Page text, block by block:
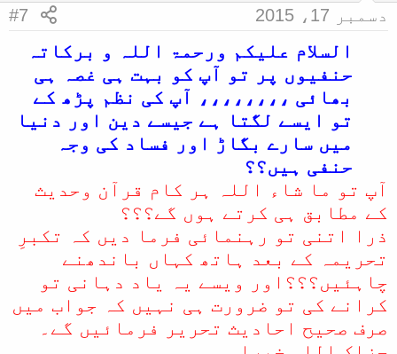
دسمبر 17، 2015 #7
السلام علیکم ورحمۃ اللہ و برکاتہ
حنفیوں پر تو آپ کو بہت ہی غصہ ہی
بھائی ،،،،،،،، آپ کی نظم پڑھ کے
تو ایسے لگتا ہے جیسے دین اور دنیا
میں سارے بگاڑ اور فساد کی وجہ
حنفی ہیں؟؟
آپ تو ما شاء اللہ ہر کام قرآن وحدیث
کے مطابق ہی کرتے ہوں گے؟؟؟
ذرا اتنی تو رہنمائی فرما دیں کہ تکبرِ
تحریمہ کے بعد ہاتھ کہاں باندھنے
چاہئیں؟؟؟اور ویسے یہ یاد دہانی تو
کرانے کی تو ضرورت ہی نہیں کہ جواب میں
صرف صحیح احادیث تحریر فرمائیں گے۔